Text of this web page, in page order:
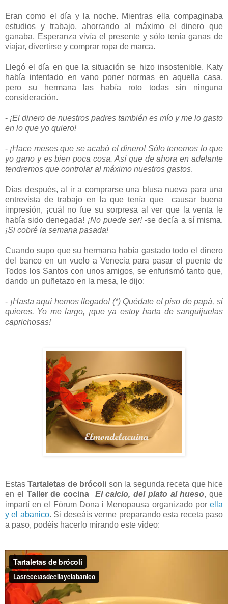
Eran como el día y la noche. Mientras ella compaginaba
estudios y trabajo, ahorrando al máximo el dinero que
ganaba, Esperanza vivía el presente y sólo tenía ganas de
viajar, divertirse y comprar ropa de marca.
Llegó el día en que la situación se hizo insostenible. Katy
había intentado en vano poner normas en aquella casa,
pero su hermana las había roto todas sin ninguna
consideración.
- ¡El dinero de nuestros padres también es mío y me lo gasto
en lo que yo quiero!
- ¡Hace meses que se acabó el dinero! Sólo tenemos lo que
yo gano y es bien poca cosa. Así que de ahora en adelante
tendremos que controlar al máximo nuestros gastos.
Días después, al ir a comprarse una blusa nueva para una
entrevista de trabajo en la que tenía que causar buena
impresión, ¡cuál no fue su sorpresa al ver que la venta le
había sido denegada! ¡No puede ser!-se decía a sí misma.
¡Si cobré la semana pasada!
Cuando supo que su hermana había gastado todo el dinero
del banco en un vuelo a Venecia para pasar el puente de
Todos los Santos con unos amigos, se enfurismó tanto que,
dando un puñetazo en la mesa, le dijo:
- ¡Hasta aquí hemos llegado! (*) Quédate el piso de papá, si
quieres. Yo me largo, ¡que ya estoy harta de sanguijuelas
caprichosas!
EstasTartaletas de brócoli son la segunda receta que hice
en el Taller de cocina El calcio, del plato al hueso, que
impartí en el Fòrum Dona i Menopausa organizado por ella
y el abanico. Si deseáis verme preparando esta receta paso
a paso, podéis hacerlo mirando este video: